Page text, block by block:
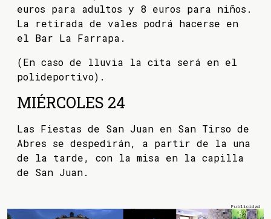
euros para adultos y 8 euros para niños.
La retirada de vales podrá hacerse en
el Bar La Farrapa.
(En caso de lluvia la cita será en el
polideportivo).
MIÉRCOLES 24
Las Fiestas de San Juan en San Tirso de
Abres se despedirán, a partir de la una
de la tarde, con la misa en la capilla
de San Juan.